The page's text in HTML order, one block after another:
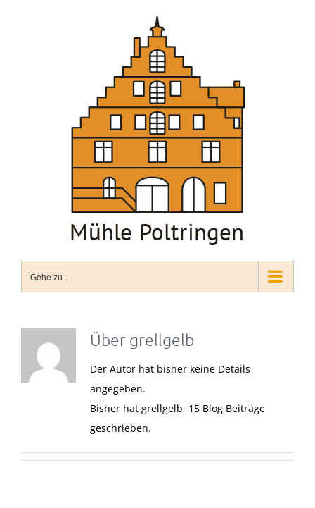
Gehe zu ...
Über grellgelb
Der Autor hat bisher keine Details
angegeben.
Bisher hat grellgelb, 15 Blog Beiträge
geschrieben.